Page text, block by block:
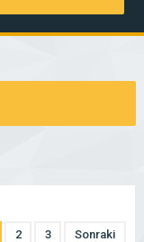
2 3 Sonraki